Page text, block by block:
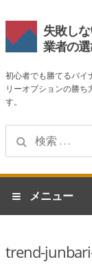
失敗し
業者の
初心者でも勝てるバイ
リーオプションの勝ち
す。
ナ
ビ
ゲ
シ
コ
ン
テ
ツ
メニュー
業者一覧
trend-